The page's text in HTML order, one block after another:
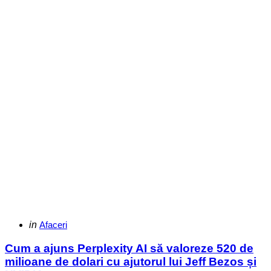
Categories
Posted
in Afaceri
Cum a ajuns Perplexity AI să valoreze 520 de
milioane de dolari cu ajutorul lui Jeff Bezos și